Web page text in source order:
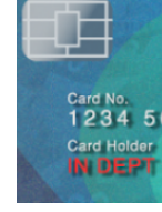
ค้นหา
SHARE